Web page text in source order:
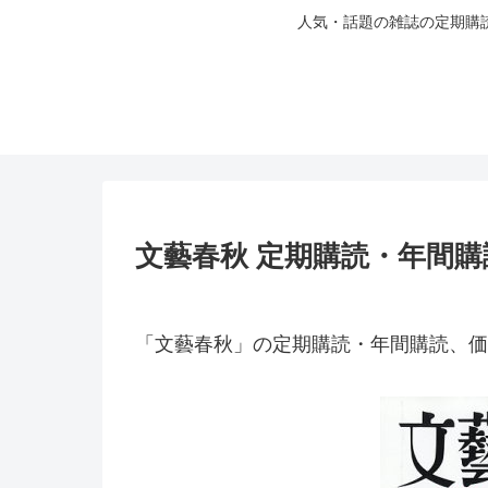
人気・話題の雑誌の定期
文藝春秋 定期購読・年間
「文藝春秋」の定期購読・年間購読、